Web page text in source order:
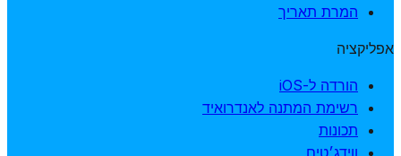
המרת תאריך
אפליקציה
הורדה ל-iOS
רשימת המתנה לאנדרואיד
תכונות